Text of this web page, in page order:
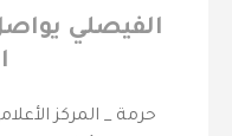
الفيصلي
حرمة _ المركز